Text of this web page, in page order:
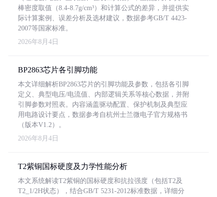
棒密度取值（8.4-8.7g/cm³）和计算公式的差异，并提供实
际计算案例、误差分析及选材建议，数据参考GB/T 4423-
2007等国家标准。
2026年8月4日
BP2863芯片各引脚功能
本文详细解析BP2863芯片的引脚功能及参数，包括各引脚
定义、典型电压/电流值、内部逻辑关系等核心数据，并附
引脚参数对照表。内容涵盖驱动配置、保护机制及典型应
用电路设计要点，数据参考自杭州士兰微电子官方规格书
（版本V1.2）。
2026年8月4日
T2紫铜国标硬度及力学性能分析
本文系统解读T2紫铜的国标硬度和抗拉强度（包括T2及
T2_1/2H状态），结合GB/T 5231-2012标准数据，详细分